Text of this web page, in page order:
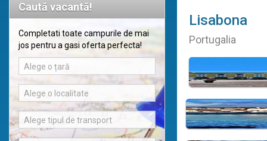
Caută vacantă!
Completati toate campurile de mai
jos pentru a gasi oferta perfecta!
Alege o țară
Alege o localitate
Alege tipul de transport
Lisabona
Portugalia